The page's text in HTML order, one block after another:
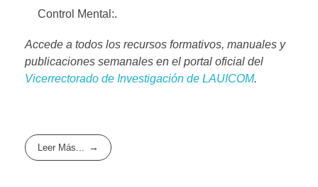
Control Mental:.
Accede a todos los recursos formativos, manuales y
publicaciones semanales en el portal oficial del
Vicerrectorado de Investigación de LAUICOM.
Leer Más...